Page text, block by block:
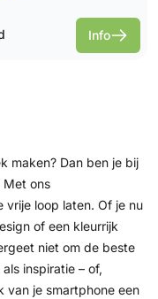
Info
maken? Dan ben je bij
Met ons
loop laten. Of je nu
of een kleurrijk
niet om de beste
inspiratie – of,
van je smartphone een